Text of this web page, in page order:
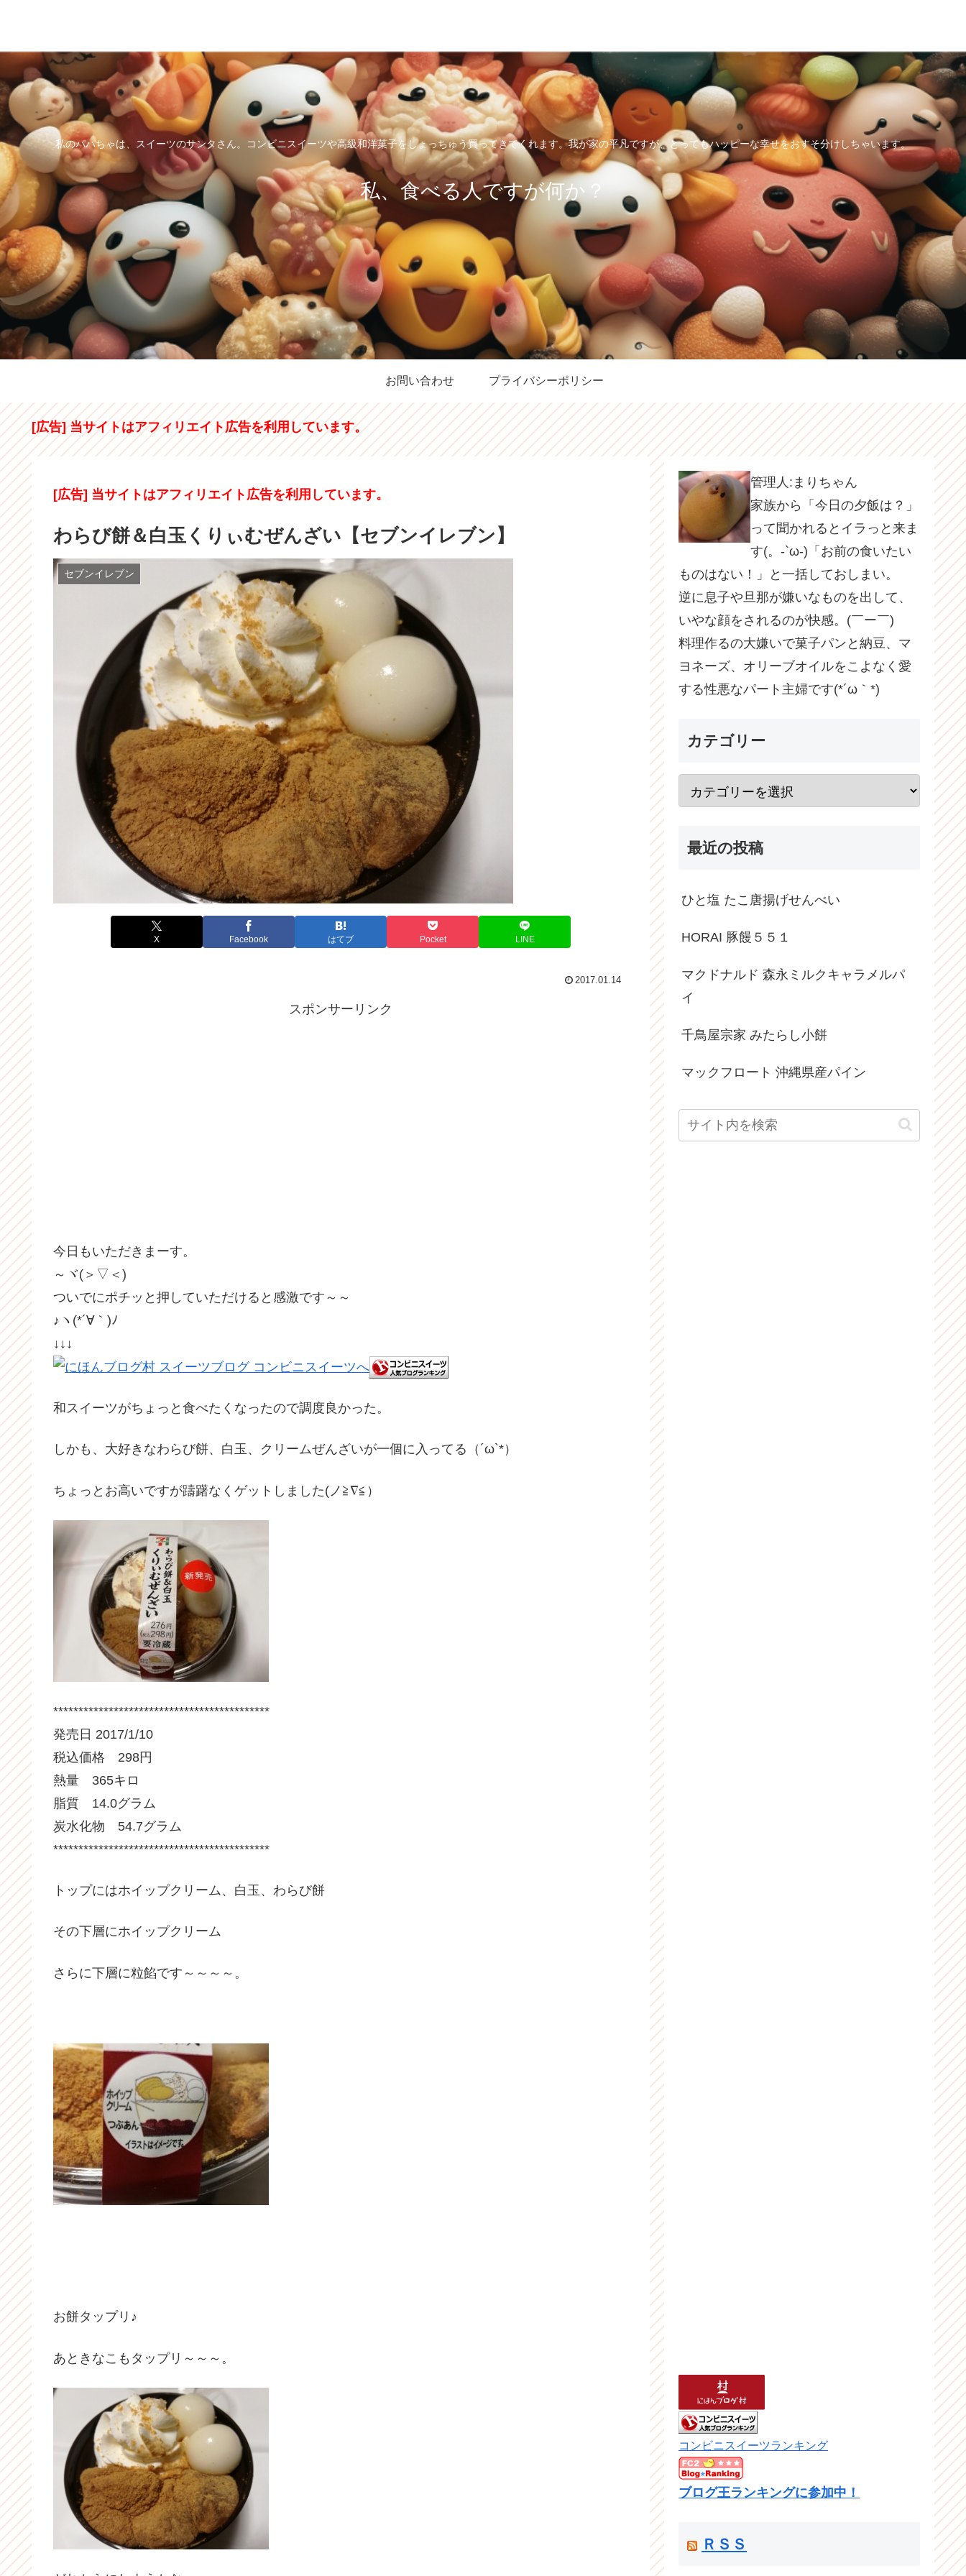
私のパパちゃは、スイーツのサンタさん。コンビニスイーツや高級和洋菓子をしょっちゅう買ってきてくれます。我が家の平凡ですが、とってもハッピーな幸せをおすそ分けしちゃいます。
私、食べる人ですが何か？
お問い合わせ プライバシーポリシー
[広告] 当サイトはアフィリエイト広告を利用しています。
[広告] 当サイトはアフィリエイト広告を利用しています。
わらび餅＆白玉くりぃむぜんざい【セブンイレブン】
セブンイレブン
X Facebook はてブ Pocket LINE
2017.01.14
スポンサーリンク
今日もいただきまーす。
～ヾ(＞▽＜)
ついでにポチッと押していただけると感激です～～
♪ヽ(*´∀｀)ﾉ
↓↓↓
和スイーツがちょっと食べたくなったので調度良かった。
しかも、大好きなわらび餅、白玉、クリームぜんざいが一個に入ってる（´ω`*）
ちょっとお高いですが躊躇なくゲットしました(ノ≧∇≦）
*******************************************
発売日 2017/1/10
税込価格 298円
熱量 365キロ
脂質 14.0グラム
炭水化物 54.7グラム
*******************************************
トップにはホイップクリーム、白玉、わらび餅
その下層にホイップクリーム
さらに下層に粒餡です～～～～。
お餅タップリ♪
あときなこもタップリ～～～。
管理人:まりちゃん
家族から「今日の夕飯は？」
って聞かれるとイラっと来ま
す(。-`ω-)「お前の食いたい
ものはない！」と一括しておしまい。
逆に息子や旦那が嫌いなものを出して、
いやな顔をされるのが快感。(￣ー￣)
料理作るの大嫌いで菓子パンと納豆、マ
ヨネーズ、オリーブオイルをこよなく愛
する性悪なパート主婦です(*´ω｀*)
カテゴリー
最近の投稿
ひと塩 たこ唐揚げせんべい
HORAI 豚饅５５１
マクドナルド 森永ミルクキャラメルパ
イ
千鳥屋宗家 みたらし小餅
マックフロート 沖縄県産パイン
コンビニスイーツランキング
ブログ王ランキングに参加中！
ＲＳＳ